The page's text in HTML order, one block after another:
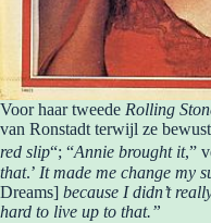
Voor haar tweede Rolling
van Ronstadt terwijl ze
red slip“; “Annie brought it,”
that.’ It made me change my
Dreams] because I didn’t
hard to live up to that.”